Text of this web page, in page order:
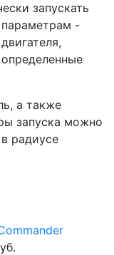
запускать
-
а также
запуска можно
радиусе